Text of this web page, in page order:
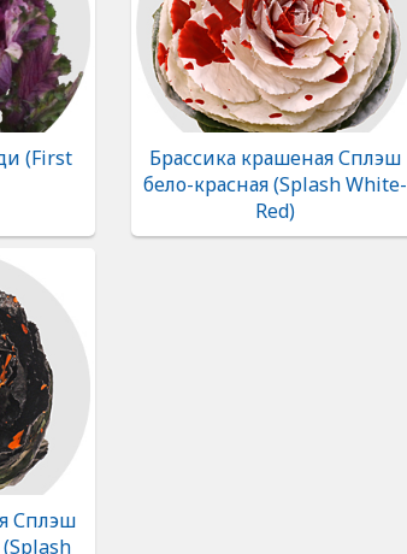
(First
Брассика крашеная Сплэш
бело-красная (Splash White-
Red)
Сплэш